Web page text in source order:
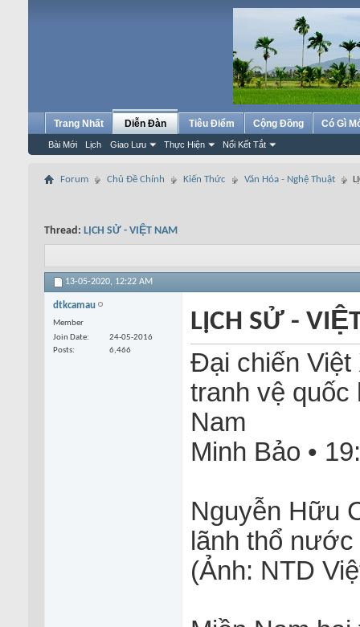
Trang Nhất Diễn Đàn
Bài Mới Lịch Giao Lưu Thực Hiện Nối Kết Tắt
Tiêu Điểm Cộng Đồng Có Gì
Forum Chủ Đề Chính Kiến Thức Văn Hóa - Nghệ Thuật
Thread: LỊCH SỬ - VIỆT NAM
13-05-2020, 12:22 AM
dtkcamau
Member
Join Date
24-05-2016
Posts
6,466
LỊCH SỬ -
Đại chiến Việt
tranh vệ quốc
Nam
Minh Bảo •
Nguyễn Hữu
lãnh thổ
(Ảnh: NTD